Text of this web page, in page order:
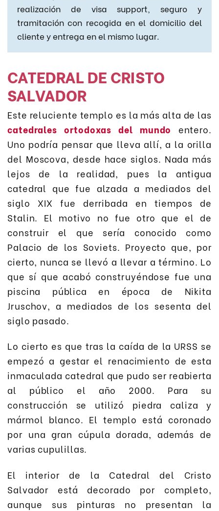
realización de visa support, seguro y
tramitación con recogida en el domicilio del
cliente y entrega en el mismo lugar.
CATEDRAL DE CRISTO
SALVADOR
Este reluciente templo es la más alta de las
catedrales ortodoxas del mundo entero.
Uno podría pensar que lleva allí, a la orilla
del Moscova, desde hace siglos. Nada más
lejos de la realidad, pues la antigua
catedral que fue alzada a mediados del
siglo XIX fue derribada en tiempos de
Stalin. El motivo no fue otro que el de
construir el que sería conocido como
Palacio de los Soviets. Proyecto que, por
cierto, nunca se llevó a llevar a término. Lo
que sí que acabó construyéndose fue una
piscina pública en época de Nikita
Jruschov, a mediados de los sesenta del
siglo pasado.
Lo cierto es que tras la caída de la URSS se
empezó a gestar el renacimiento de esta
inmaculada catedral que pudo ser reabierta
al público el año 2000. Para su
construcción se utilizó piedra caliza y
mármol blanco. El templo está coronado
por una gran cúpula dorada, además de
varias cupulillas.
El interior de la Catedral del Cristo
Salvador está decorado por completo,
aunque sus pinturas no presentan la